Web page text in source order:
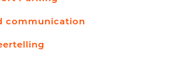
communication